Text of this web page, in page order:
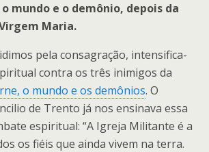
mundo e o demônio, depois da
Maria.
pela consagração, intensifica-
contra os três inimigos da
o mundo e os demônios. O
de Trento já nos ensinava essa
espiritual: “A Igreja Militante é a
os fiéis que ainda vivem na terra.